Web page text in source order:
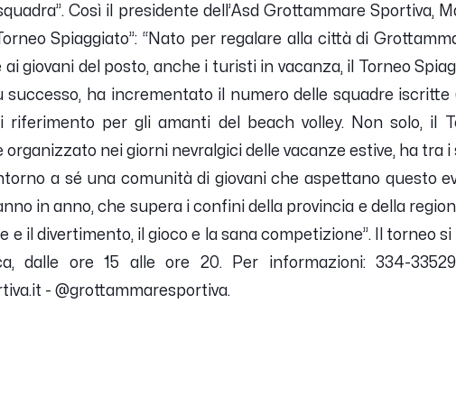
Così il presidente dell’Asd Grottammare Sportiva,
Spiaggiato”: “Nato per regalare alla città di
giovani del posto, anche i turisti in vacanza, il Torneo
ha incrementato il numero delle squadre iscritte
per gli amanti del beach volley. Non solo, il
nei giorni nevralgici delle vacanze estive, ha tra
a sé una comunità di giovani che aspettano questo
in anno, che supera i confini della provincia e della
e il divertimento, il gioco e la sana competizione”. Il torneo
dalle ore 15 alle ore 20. Per informazioni: 334-
- @grottammaresportiva.